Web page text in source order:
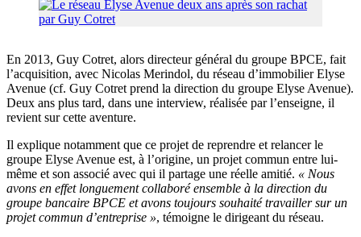
En 2013, Guy Cotret, alors directeur général du groupe BPCE, fait
l’acquisition, avec Nicolas Merindol, du réseau d’immobilier Elyse
Avenue (cf. Guy Cotret prend la direction du groupe Elyse Avenue).
Deux ans plus tard, dans une interview, réalisée par l’enseigne, il
revient sur cette aventure.
Il explique notamment que ce projet de reprendre et relancer le
groupe Elyse Avenue est, à l’origine, un projet commun entre lui-
même et son associé avec qui il partage une réelle amitié. « Nous
avons en effet longuement collaboré ensemble à la direction du
groupe bancaire BPCE et avons toujours souhaité travailler sur un
projet commun d’entreprise », témoigne le dirigeant du réseau.